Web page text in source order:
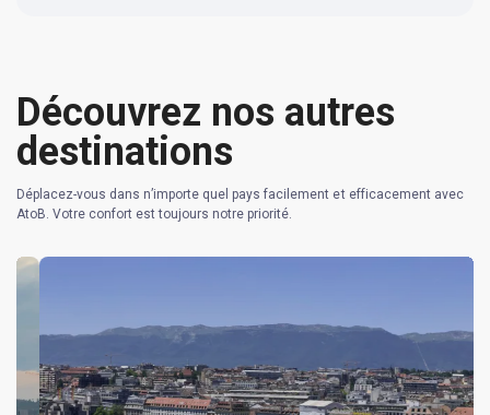
Découvrez nos autres
destinations
Déplacez-vous dans n’importe quel pays facilement et efficacement avec
AtoB. Votre confort est toujours notre priorité.